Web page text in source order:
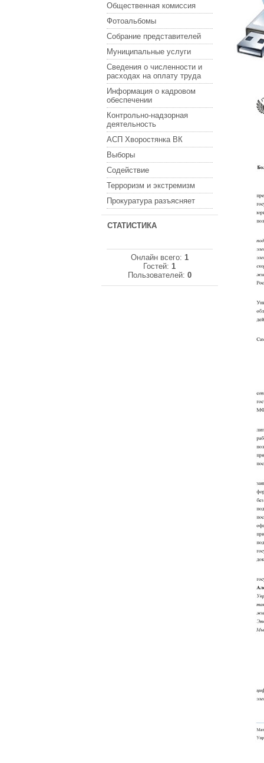
Общественная комиссия
Фотоальбомы
Собрание представителей
Муниципальные услуги
Сведения о численности и
расходах на оплату труда
Информация о кадровом
обеспечении
Контрольно-надзорная
деятельность
АСП Хворостянка ВК
Выборы
Содействие
Терроризм и экстремизм
Прокуратура разъясняет
СТАТИСТИКА
Онлайн всего: 1
Гостей:1
Пользователей: 0